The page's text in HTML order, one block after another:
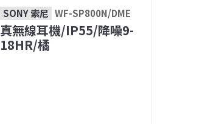
SONY 索尼 WF-SP800N/DME
真無線耳機/IP55/降噪9-
18HR/橘